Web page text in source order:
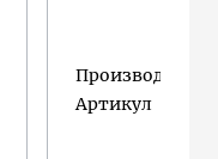
Производит.
Артикул